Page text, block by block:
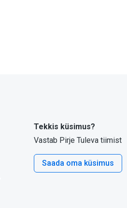
Tekkis küsimus?
Vastab Pirje Tuleva tiimist
Saada oma küsimus